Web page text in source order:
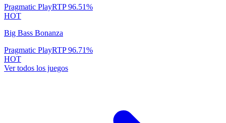
Pragmatic PlayRTP96.51%
HOT
Big Bass Bonanza
Pragmatic PlayRTP96.71%
HOT
Ver todos los juegos